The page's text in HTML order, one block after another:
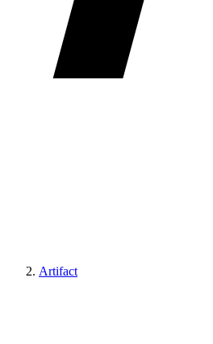
Artifact